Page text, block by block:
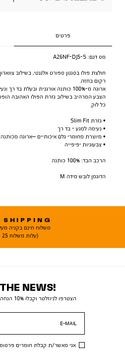
פרטים
מס דגם: A26NF-DJ5-S
רקום בחזה.
ארוגה מ-100% כותנה אורגנית ובעלת בד רך ונעים למגע.
הצבע המרהיב בשילוב גזרת הפולו האהובה
כל לוק.
• גזרת Slim Fit
• נעימה למגע - בד רך
• מיוצרת מחומרי גלם איכותיים –ארוגה מכותנה
• צבעוניות יפיפייה
הרכב הבד: 100% כותנה
הדוגמן לובש מידה M
SHIPPING
משלוח חינם בקניה מעל 249
(עלות משלוח 25 ש"ח)
NEWS!
הצטרפו לניוזלטר וקבלו 10% הנחה לקנייה ראשונה באתר
E-MAIL
אני מאשר/ת קבלת חומרים